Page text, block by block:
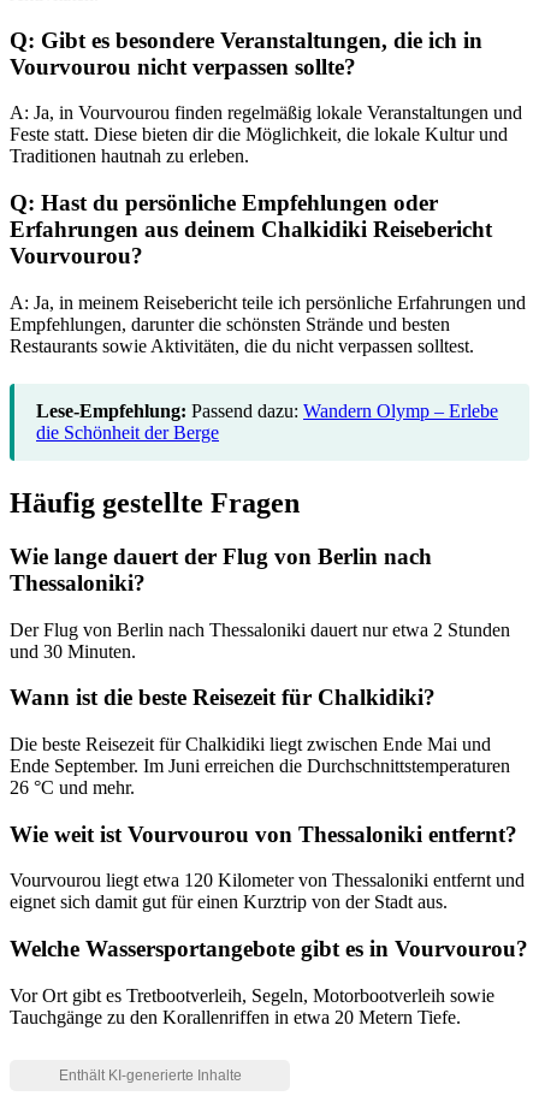
Q: Gibt es besondere Veranstaltungen, die ich in
Vourvourou nicht verpassen sollte?
A: Ja, in Vourvourou finden regelmäßig lokale Veranstaltungen und
Feste statt. Diese bieten dir die Möglichkeit, die lokale Kultur und
Traditionen hautnah zu erleben.
Q: Hast du persönliche Empfehlungen oder
Erfahrungen aus deinem Chalkidiki Reisebericht
Vourvourou?
A: Ja, in meinem Reisebericht teile ich persönliche Erfahrungen und
Empfehlungen, darunter die schönsten Strände und besten
Restaurants sowie Aktivitäten, die du nicht verpassen solltest.
Lese-Empfehlung: Passend dazu: Wandern Olymp – Erlebe
die Schönheit der Berge
Häufig gestellte Fragen
Wie lange dauert der Flug von Berlin nach
Thessaloniki?
Der Flug von Berlin nach Thessaloniki dauert nur etwa 2 Stunden
und 30 Minuten.
Wann ist die beste Reisezeit für Chalkidiki?
Die beste Reisezeit für Chalkidiki liegt zwischen Ende Mai und
Ende September. Im Juni erreichen die Durchschnittstemperaturen
26 °C und mehr.
Wie weit ist Vourvourou von Thessaloniki entfernt?
Vourvourou liegt etwa 120 Kilometer von Thessaloniki entfernt und
eignet sich damit gut für einen Kurztrip von der Stadt aus.
Welche Wassersportangebote gibt es in Vourvourou?
Vor Ort gibt es Tretbootverleih, Segeln, Motorbootverleih sowie
Tauchgänge zu den Korallenriffen in etwa 20 Metern Tiefe.